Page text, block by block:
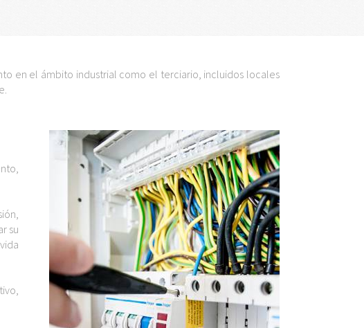
en el ámbito industrial como el terciario, incluidos locales
su